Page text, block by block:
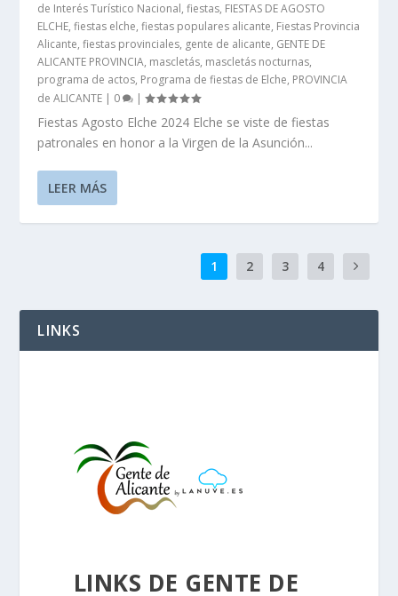
de Interés Turístico Nacional,fiestas, FIESTAS DE AGOSTO
ELCHE,fiestas elche,fiestas populares alicante, Fiestas Provincia
Alicante,fiestas provinciales, gente de alicante, GENTE DE
ALICANTE PROVINCIA, mascletás, mascletás nocturnas,
programa de actos, Programa de fiestas de Elche, PROVINCIA
de ALICANTE | 0 |
Fiestas Agosto Elche 2024 Elche se viste de fiestas
patronales en honor a la Virgen de la Asunción...
LEER MÁS
1 2 3 4
LINKS
LINKS DE GENTE DE